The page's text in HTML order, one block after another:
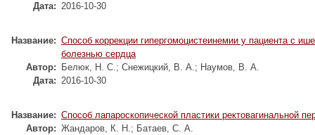
Дата: 2016-10-30
Название: Способ коррекции гипергомоцистеинемии у пациента с
болезнью сердца
Автор:
Белюк, Н. С.; Снежицкий, В. А.; Наумов, В. А.
Дата: 2016-10-30
Название: Способ лапароскопической пластики ректовагинальной
Автор: Жандаров, К. Н.; Батаев, С. А.